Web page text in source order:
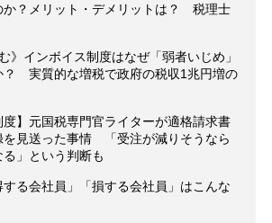
か？メリット・デメリットは？ 税理士
》インボイス制度はなぜ「弱者いじめ」
？ 実質的な増税で政府の税収1兆円増の
度】元国税専門官ライターが適格請求書
を見送った事情 「受注が減りそうなら
」という判断も
る会社員」「損する会社員」はこんな